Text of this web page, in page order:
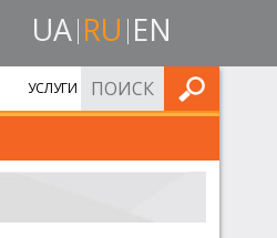
UA RU EN
УСЛУГИ ИСКАТЬ